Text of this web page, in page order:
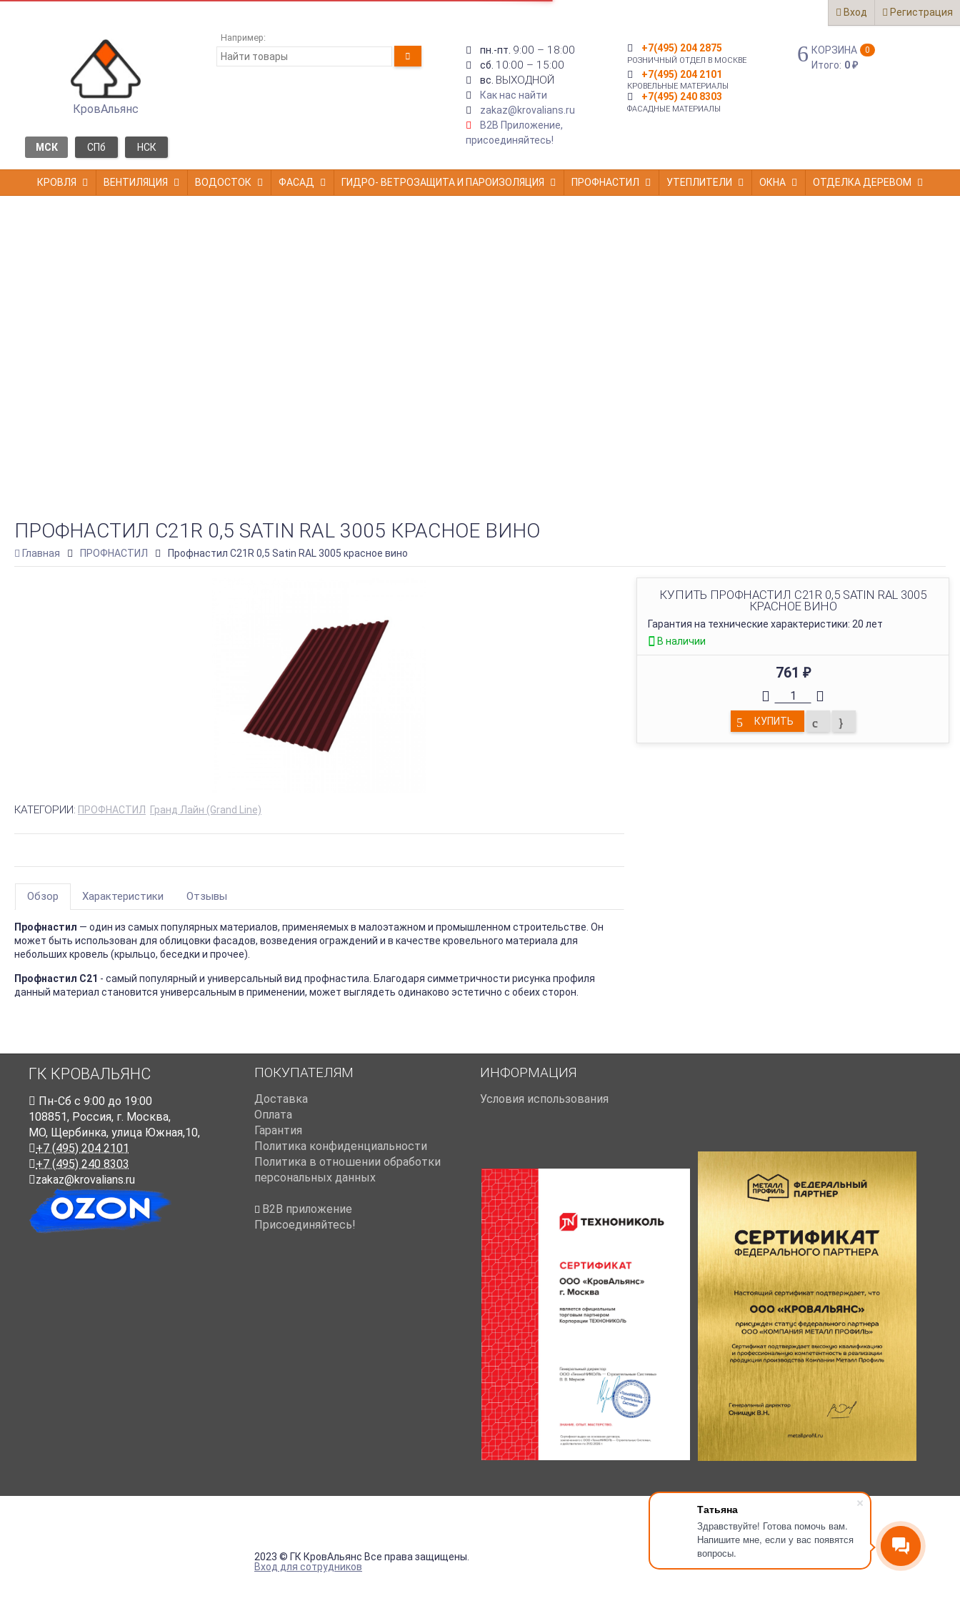
Татьяна
Здравствуйте! Готова помочь вам.
Напишите мне, если у вас появятся
вопросы.
Вход Регистрация
КровАльянс
МСК СПб НСК
Например:
пн.-пт. 9:00 – 18:00
сб. 10:00 – 15:00
вс. ВЫХОДНОЙ
Как нас найти
zakaz@krovalians.ru
B2B Приложение,
присоединяйтесь!
+7(495) 204 2875
РОЗНИЧНЫЙ ОТДЕЛ В МОСКВЕ
+7(495) 204 2101
КРОВЕЛЬНЫЕ МАТЕРИАЛЫ
+7(495) 240 8303
ФАСАДНЫЕ МАТЕРИАЛЫ
КОРЗИНА 0
Итого: 0₽
КРОВЛЯ ВЕНТИЛЯЦИЯ ВОДОСТОК ФАСАД ГИДРО- ВЕТРОЗАЩИТА И ПАРОИЗОЛЯЦИЯ ПРОФНАСТИЛ УТЕПЛИТЕЛИ ОКНА ОТДЕЛКА ДЕРЕВОМ
ПРОФНАСТИЛ С21R 0,5 SATIN RAL 3005 КРАСНОЕ ВИНО
Главная ПРОФНАСТИЛ Профнастил С21R 0,5 Satin RAL 3005 красное вино
КУПИТЬ ПРОФНАСТИЛ С21R 0,5 SATIN RAL 3005
КРАСНОЕ ВИНО
Гарантия на технические характеристики: 20 лет
В наличии
761 ₽
КУПИТЬ
КАТЕГОРИИ: ПРОФНАСТИЛ Гранд Лайн (Grand Line)
Обзор Характеристики Отзывы
Профнастил — один из самых популярных материалов, применяемых в малоэтажном и промышленном строительстве. Он
может быть использован для облицовки фасадов, возведения ограждений и в качестве кровельного материала для
небольших кровель (крыльцо, беседки и прочее).
Профнастил С21 - самый популярный и универсальный вид профнастила. Благодаря симметричности рисунка профиля
данный материал становится универсальным в применении, может выглядеть одинаково эстетично с обеих сторон.
ГК КРОВАЛЬЯНС
Пн-Cб с 9:00 до 19:00
108851, Россия, г. Москва,
МО, Щербинка, улица Южная,10,
+7 (495) 204 2101
+7 (495) 240 8303
zakaz@krovalians.ru
ПОКУПАТЕЛЯМ
Доставка
Оплата
Гарантия
Политика конфиденциальности
Политика в отношении обработки
персональных данных
B2B приложение
Присоединяйтесь!
ИНФОРМАЦИЯ
Условия использования
2023 © ГК КровАльянс Все права защищены.
Вход для сотрудников